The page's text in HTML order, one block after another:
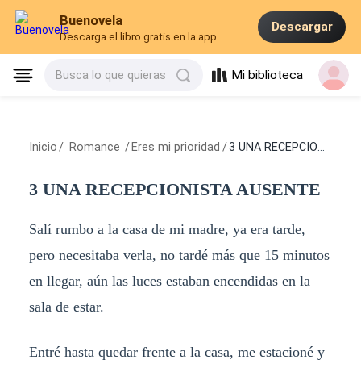
Buenovela
Descarga el libro gratis en la app
Descargar
Busca lo que quieras Mi biblioteca
Inicio / Romance / Eres mi prioridad /3 UNA RECEPCIONISTA AUSENTE
3 UNA RECEPCIONISTA AUSENTE
Salí rumbo a la casa de mi madre, ya era tarde,
pero necesitaba verla, no tardé más que 15 minutos
en llegar, aún las luces estaban encendidas en la
sala de estar.
Entré hasta quedar frente a la casa, me estacioné y